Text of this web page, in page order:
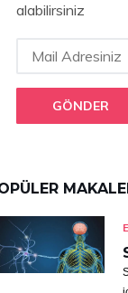
alabilirsiniz
GÖNDER